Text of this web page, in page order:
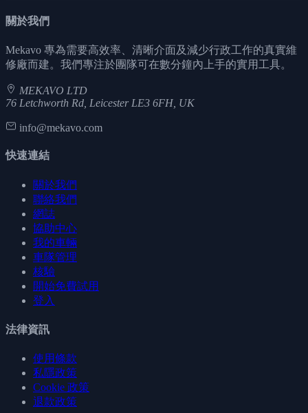
關於我們
Mekavo 專為需要高效率、清晰介面及減少行政工作的真實維
修廠而建。我們專注於團隊可在數分鐘內上手的實用工具。
MEKAVO LTD
76 Letchworth Rd, Leicester LE3 6FH, UK
info@mekavo.com
快速連結
關於我們
聯絡我們
網誌
協助中心
我的車輛
車隊管理
核驗
開始免費試用
登入
法律資訊
使用條款
私隱政策
Cookie 政策
退款政策